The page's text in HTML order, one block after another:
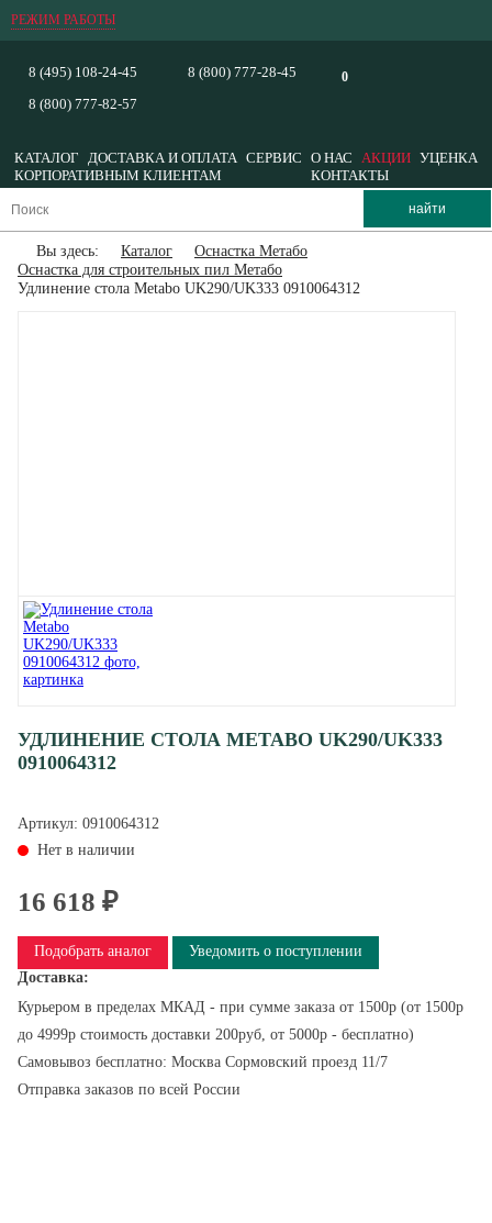
РЕЖИМ РАБОТЫ
0
8 (495) 108-24-45
8 (800) 777-82-57
8 (800) 777-28-45
КАТАЛОГ ДОСТАВКА И ОПЛАТА СЕРВИС О НАС АКЦИИ УЦЕНКА
КОРПОРАТИВНЫМ КЛИЕНТАМ
КОНТАКТЫ
Вы здесь: Каталог
Оснастка Метабо
Оснастка для строительных пил Метабо
Удлинение стола Metabo UK290/UK333 0910064312
УДЛИНЕНИЕ СТОЛА METABO UK290/UK333
0910064312
Артикул: 0910064312
Нет в наличии
16 618 ₽
Подобрать аналог
Уведомить о поступлении
Доставка:
Курьером в пределах МКАД - при сумме заказа от 1500р (от 1500р
до 4999р стоимость доставки 200руб, от 5000р - бесплатно)
Самовывоз бесплатно: Москва Сормовский проезд 11/7
Отправка заказов по всей России